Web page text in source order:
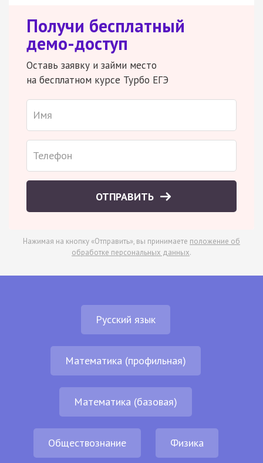
Получи бесплатный
демо-доступ
Оставь заявку и займи место
на бесплатном курсе Турбо ЕГЭ
ОТПРАВИТЬ
Нажимая на кнопку «Отправить», вы принимаете положение об
обработке персональных данных.
Русский язык
Математика (профильная)
Математика (базовая)
Обществознание Физика